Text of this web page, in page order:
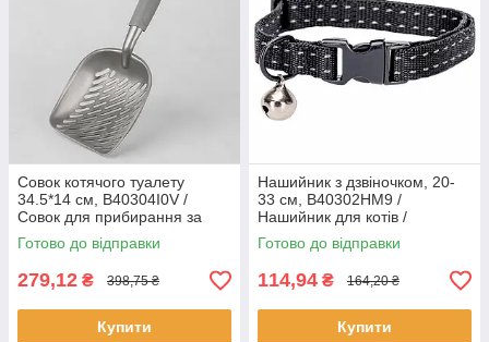
Совок котячого туалету
34.5*14 см, B40304I0V /
Совок для прибирання за
тваринами / Лопатка для
наповнювача
Готово до відправки
279,12 ₴ 398,75 ₴
Купити
Нашийник з дзвіночком, 20-
33 см, B40302HM9 /
Нашийник для котів /
Нашийник водостійкий
Готово до відправки
114,94 ₴ 164,20 ₴
Купити